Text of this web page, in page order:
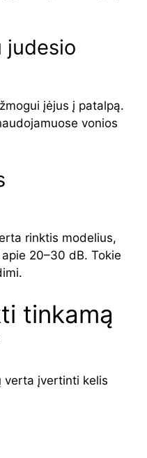
judesio
įėjus į patalpą.
vonios
rinktis modelius,
20–30 dB. Tokie
tinkamą
verta įvertinti kelis